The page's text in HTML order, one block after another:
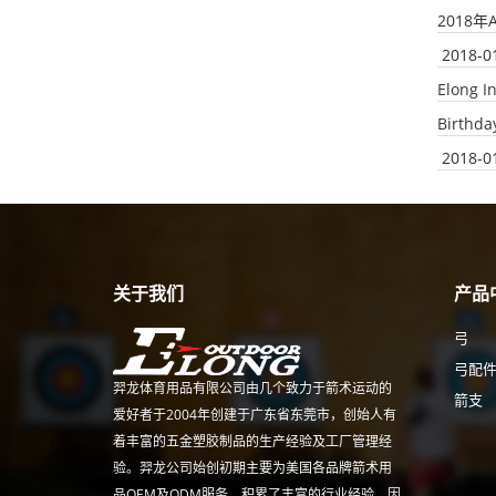
2018年
2018-
Elong
2018-
关于我们
羿龙体育用品有限公司由几个致力于箭术运动的
爱好者于2004年创建于广东省东莞市，创始人有
着丰富的五金塑胶制品的生产经验及工厂管理经
验。羿龙公司始创初期主要为美国各品牌箭术用
产品
弓
弓配件
箭支